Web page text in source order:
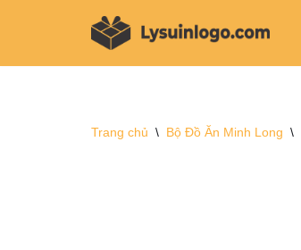
Trang chủ \ Bộ Đồ Ăn Minh Long \